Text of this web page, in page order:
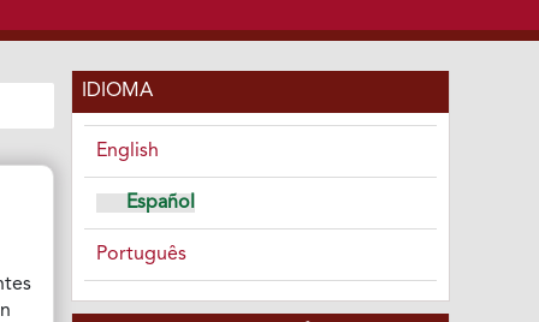
IDIOMA
English
Español
Português